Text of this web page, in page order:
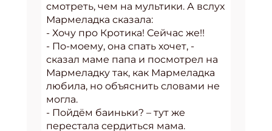
смотреть, чем на мультики. А вслух
Мармеладка сказала:
- Хочу про Кротика! Сейчас же!!
- По-моему, она спать хочет, -
сказал маме папа и посмотрел на
Мармеладку так, как Мармеладка
любила, но объяснить словами не
могла.
- Пойдём баиньки? – тут же
перестала сердиться мама.